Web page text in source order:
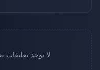
لا توجد تعليقات